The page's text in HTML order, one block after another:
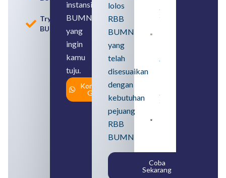
Tryout
BUMN
instansi
BUMN
yang
ingin
kamu
tuju.
Konsultasi
Gratis
lolos
RBB
BUMN
yang
telah
disesuaikan
dengan
kebutuhan
pejuang
RBB
BUMN
Coba
Sekarang
August 5,
2026
yang
August 4,
2026
serta
Perbedaannya
August 3, 2026